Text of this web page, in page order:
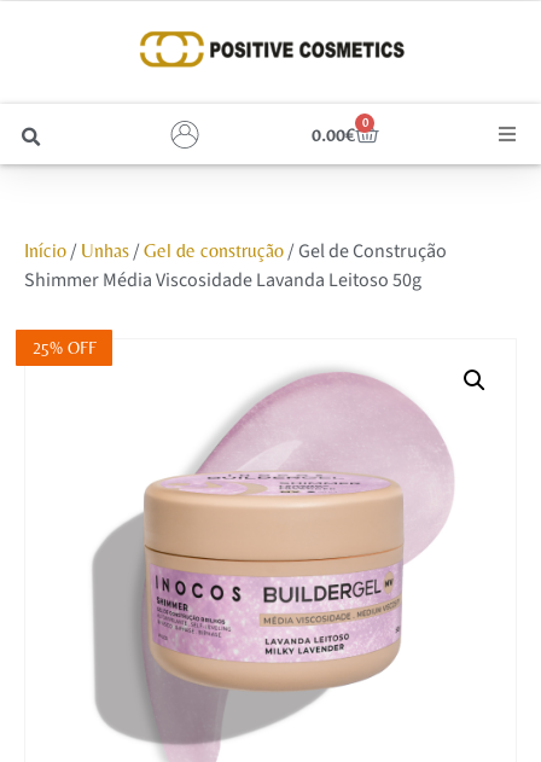
0.00€
0
Unhas
Início/ Unhas/ Gel de construção/ Gel de Construção
Shimmer Média Viscosidade Lavanda Leitoso 50g
25% OFF